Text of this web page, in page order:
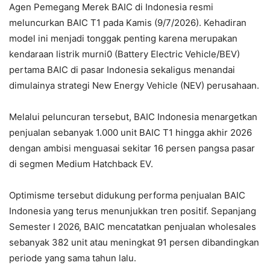
Agen Pemegang Merek BAIC di Indonesia resmi
meluncurkan BAIC T1 pada Kamis (9/7/2026). Kehadiran
model ini menjadi tonggak penting karena merupakan
kendaraan listrik murni0 (Battery Electric Vehicle/BEV)
pertama BAIC di pasar Indonesia sekaligus menandai
dimulainya strategi New Energy Vehicle (NEV) perusahaan.
Melalui peluncuran tersebut, BAIC Indonesia menargetkan
penjualan sebanyak 1.000 unit BAIC T1 hingga akhir 2026
dengan ambisi menguasai sekitar 16 persen pangsa pasar
di segmen Medium Hatchback EV.
Optimisme tersebut didukung performa penjualan BAIC
Indonesia yang terus menunjukkan tren positif. Sepanjang
Semester I 2026, BAIC mencatatkan penjualan wholesales
sebanyak 382 unit atau meningkat 91 persen dibandingkan
periode yang sama tahun lalu.